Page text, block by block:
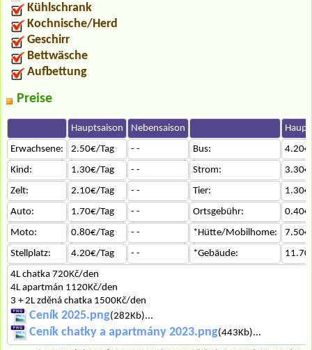
Kühlschrank
Kochnische/Herd
Geschirr
Bettwäsche
Aufbettung
Preise
Hauptsaison Nebensaison
Erwachsene:
2.50€/Tag - - Bus:
Kind:
1.30€/Tag - - Strom:
Zelt:
2.10€/Tag - - Tier:
Auto:
1.70€/Tag - - Ortsgebühr:
Moto:
0.80€/Tag - - *Hütte/Mobilhome:
Stellplatz:
4.20€/Tag - - *Gebäude:
4L chatka 720Kč/den
4L apartmán 1120Kč/den
3 + 2L zděná chatka 1500Kč/den
Ceník 2025.png(282Kb)...
Ceník chatky a apartmány 2023.png(443Kb)...